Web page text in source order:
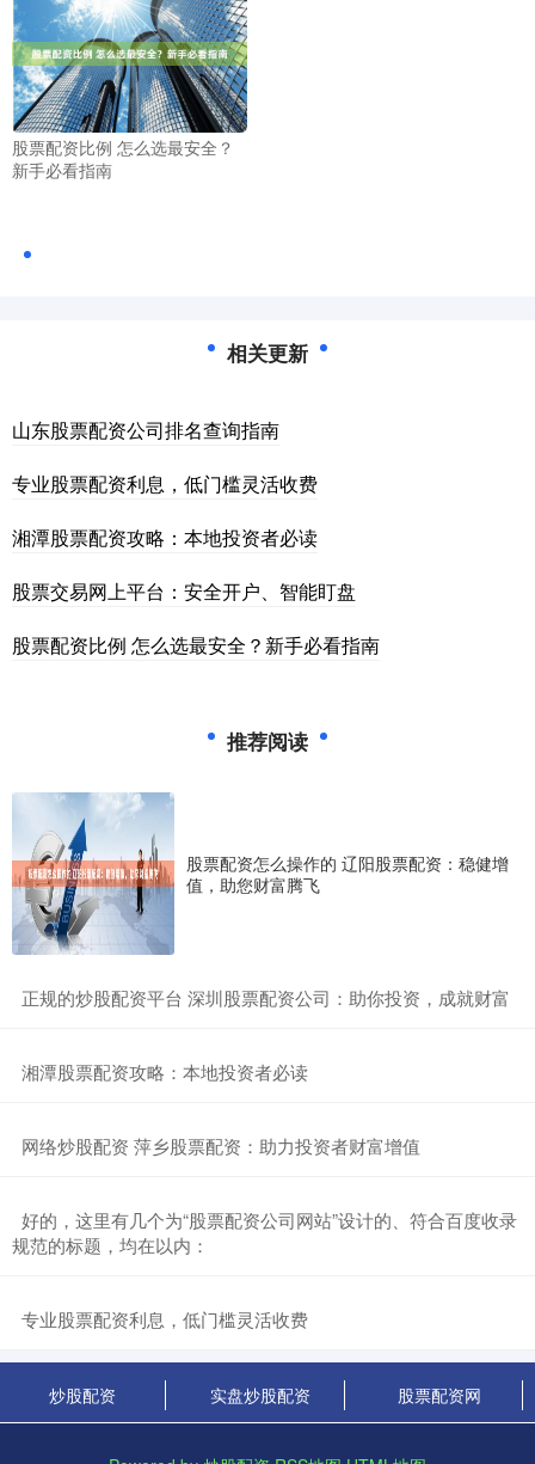
股票配资比例 怎么选最安全？
新手必看指南
相关更新
山东股票配资公司排名查询指南
专业股票配资利息，低门槛灵活收费
湘潭股票配资攻略：本地投资者必读
股票交易网上平台：安全开户、智能盯盘
股票配资比例 怎么选最安全？新手必看指南
推荐阅读
股票配资怎么操作的 辽阳股票配资：稳健增
值，助您财富腾飞
​正规的炒股配资平台 深圳股票配资公司：助你投资，成就财富
​湘潭股票配资攻略：本地投资者必读
​网络炒股配资 萍乡股票配资：助力投资者财富增值
​好的，这里有几个为“股票配资公司网站”设计的、符合百度收录
规范的标题，均在以内：
​专业股票配资利息，低门槛灵活收费
炒股配资 实盘炒股配资 股票配资网